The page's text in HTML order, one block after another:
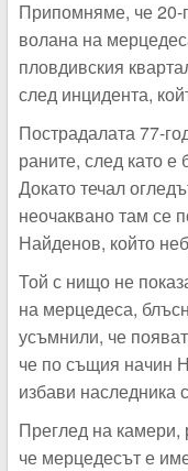
Припомняме, че 20-
волана на
пловдивския
след инцидента,
Пострадалата 77-
раните, след като е
Докато течал
неочаквано там се
Найденов, който
Той с нищо не
на мерцедеса,
усъмнили, че
че по същия начин
избави наследника
Преглед на камери,
че мерцедесът е